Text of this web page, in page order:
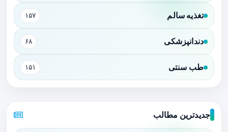
تغذیه سالم ۱۵۷
دندانپزشکی ۶۸
طب سنتی ۱۵۱
جدیدترین مطالب